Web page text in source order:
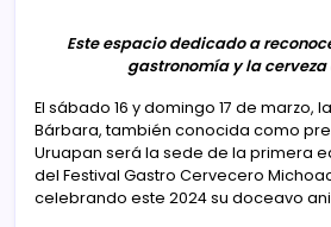
Este espacio dedicado a
gastronomía y la
El sábado 16 y domingo 17 de marzo,
Bárbara, también conocida como
Uruapan será la sede de la primera
del Festival Gastro Cervecero
celebrando este 2024 su doceavo